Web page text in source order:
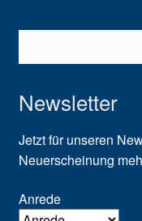
Newsletter
Jetzt für unseren
Neuerscheinung
Anrede